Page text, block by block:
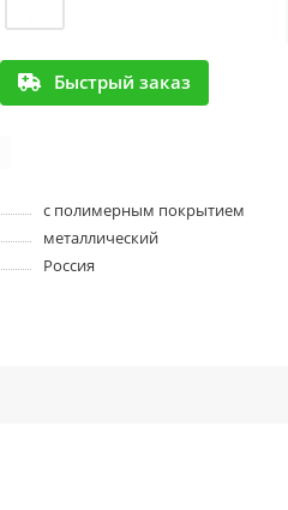
Быстрый заказ
с полимерным покрытием
металлический
Россия